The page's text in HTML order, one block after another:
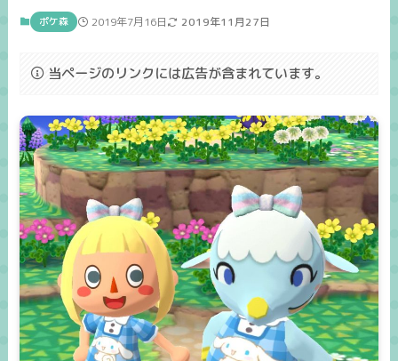
ポケ森 2019年7月16日 2019年11月27日
当ページのリンクには広告が含まれています。